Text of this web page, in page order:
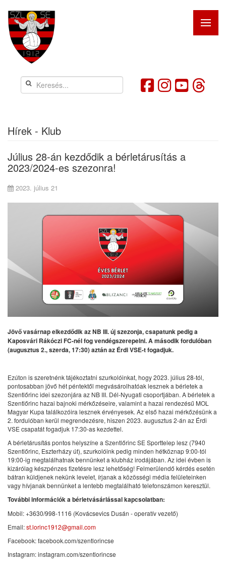
Hírek - Klub
Július 28-án kezdődik a bérletárusítás a
2023/2024-es szezonra!
2023. július 21
Jövő vasárnap elkezdődik az NB III. új szezonja, csapatunk pedig a
Kaposvári Rákóczi FC-nél fog vendégszerepelni. A második fordulóban
(augusztus 2., szerda, 17:30) aztán az Érdi VSE-t fogadjuk.
Ezúton is szeretnénk tájékoztatni szurkolóinkat, hogy 2023. július 28-tól,
pontosabban jövő hét péntektől megvásárolhatóak lesznek a bérletek a
Szentlőrinc idei szezonjára az NB III. Dél-Nyugati csoportjában. A bérletek a
Szentlőrinc hazai bajnoki mérkőzéseire, valamint a hazai rendezésű MOL
Magyar Kupa találkozóira lesznek érvényesek. Az első hazai mérkőzésünk a
2. fordulóban kerül megrendezésre, hiszen 2023. augusztus 2-án az Érdi
VSE csapatát fogadjuk 17:30-as kezdettel.
A bérletárusítás pontos helyszíne a Szentlőrinc SE Sporttelep lesz (7940
Szentlőrinc, Eszterházy út), szurkolóink pedig minden hétköznap 9:00-tól
19:00-ig megtalálhatnak bennünket a klubház irodájában. Az idei évben is
kizárólag készpénzes fizetésre lesz lehetőség! Felmerülendő kérdés esetén
bátran küldjenek nekünk levelet, írjanak a közösségi média felületeinken
vagy hívjanak bennünket a lentebb megtalálható telefonszámon keresztül.
További információk a bérletvásárlással kapcsolatban:
Mobil: +3630/998-1116 (Kovácsevics Dusán - operatív vezető)
Email:st.lorinc1912@gmail.com
Facebook: facebook.com/szentlorincse
Instagram: instagram.com/szentlorincse